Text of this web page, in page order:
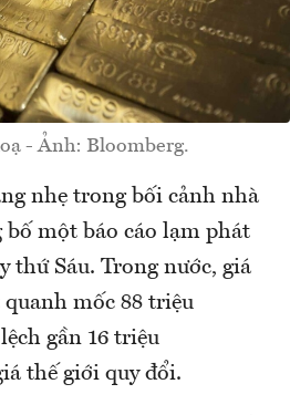
- Ảnh: Bloomberg.
nhẹ trong bối cảnh nhà
bố một báo cáo lạm phát
thứ Sáu. Trong nước, giá
mốc 88 triệu
gần 16 triệu
thế giới quy đổi.